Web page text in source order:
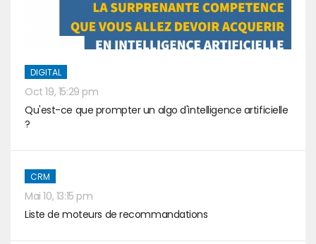
DIGITAL
Oct 19, 15:29 pm
Qu'est-ce que prompter un algo d'intelligence artificielle
?
CRM
Mai 10, 13:15 pm
Liste de moteurs de recommandations